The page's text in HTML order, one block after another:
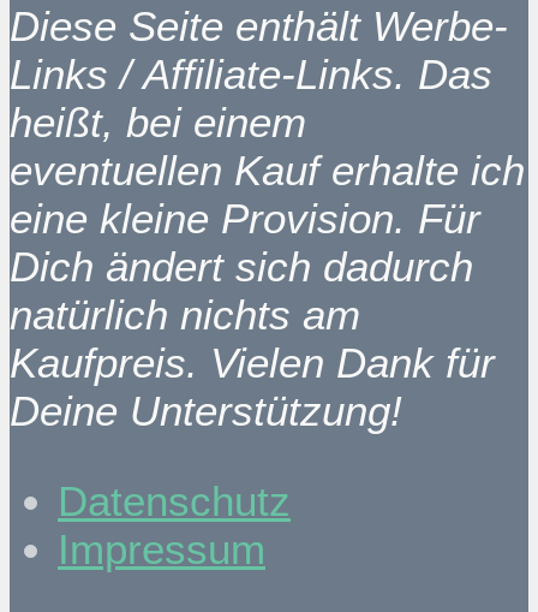
Diese Seite enthält Werbe-
Links / Affiliate-Links. Das
heißt, bei einem
eventuellen Kauf erhalte ich
eine kleine Provision. Für
Dich ändert sich dadurch
natürlich nichts am
Kaufpreis. Vielen Dank für
Deine Unterstützung!
Datenschutz
Impressum